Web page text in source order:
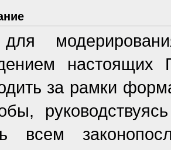
настоящих
за рамки
всем